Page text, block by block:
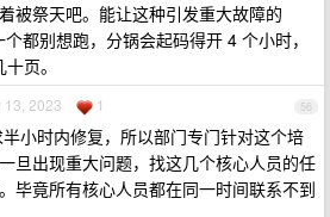
被祭天吧。能让这种引发重大故障的
都别想跑，分锅会起码得开 4 个小时，
页。
56
13, 2023 1
小时内修复，所以部门专门针对这个培
旦出现重大问题，找这几个核心人员的任
毕竟所有核心人员都在同一时间联系不到